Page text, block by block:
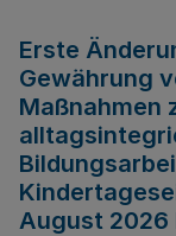
Erste
Gewährung
Maßnahmen
August 2026